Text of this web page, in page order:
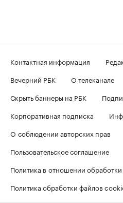
Контактная информация
Вечерний РБК
О телеканале
Скрыть баннеры на РБК
Корпоративная подписка
О соблюдении авторских прав
Пользовательское соглашение
Политика в отношении
Политика обработки файлов